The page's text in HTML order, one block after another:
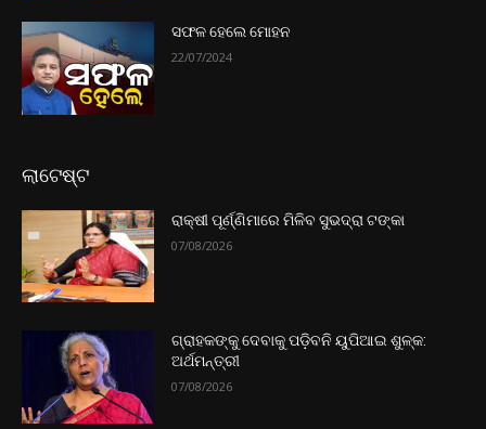
ସଫଳ ହେଲେ ମୋହନ
22/07/2024
ଲାଟେଷ୍ଟ
ରାକ୍ଷୀ ପୂର୍ଣ୍ଣିମାରେ ମିଳିବ ସୁଭଦ୍ରା ଟଙ୍କା
07/08/2026
ଗ୍ରାହକଙ୍କୁ ଦେବାକୁ ପଡ଼ିବନି ୟୁପିଆଇ ଶୁଳ୍କ:
ଅର୍ଥମନ୍ତ୍ରୀ
07/08/2026